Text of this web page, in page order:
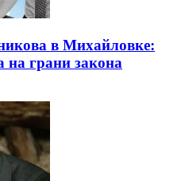
в Михайловке:
на грани закона